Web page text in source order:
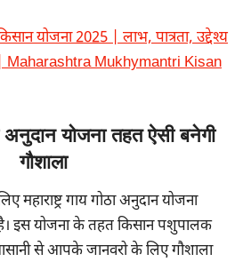
किसान योजना 2025 | लाभ, पात्रता, उद्देश्य
| Maharashtra Mukhymantri Kisan
अनुदान योजना तहत ऐसी बनेगी
गौशाला
महाराष्ट्र गाय गोठा अनुदान योजना
है। इस योजना के तहत किसान पशुपालक
से आपके जानवरो के लिए गौशाला